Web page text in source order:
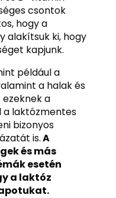
csontok
hogy a
alakítsuk ki, hogy
kapjunk.
például a
a halak és
a
a laktózmentes
bizonyos
is.A
és más
esetén
a laktóz